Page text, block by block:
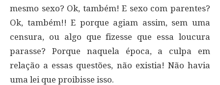
mesmo sexo? Ok, também! E sexo com parentes?
Ok, também!! E porque agiam assim, sem uma
censura, ou algo que fizesse que essa loucura
parasse? Porque naquela época, a culpa em
relação a essas questões, não existia! Não havia
uma lei que proibisse isso.